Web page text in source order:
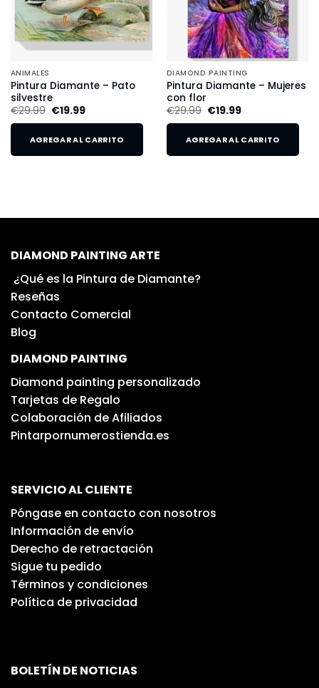
ANIMALES
Pintura Diamante – Pato
silvestre
€29.99 €19.99
AGREGAR AL CARRITO
DIAMOND PAINTING
Pintura Diamante – Mujeres
con flor
€29.99 €19.99
AGREGAR AL CARRITO
DIAMOND PAINTING ARTE
¿Qué es la Pintura de Diamante?
Reseñas
Contacto Comercial
Blog
DIAMOND PAINTING
Diamond painting personalizado
Tarjetas de Regalo
Colaboración de Afiliados
Pintarpornumerostienda.es
SERVICIO AL CLIENTE
Póngase en contacto con nosotros
Información de envío
Derecho de retractación
Sigue tu pedido
Términos y condiciones
Política de privacidad
BOLETÍN DE NOTICIAS